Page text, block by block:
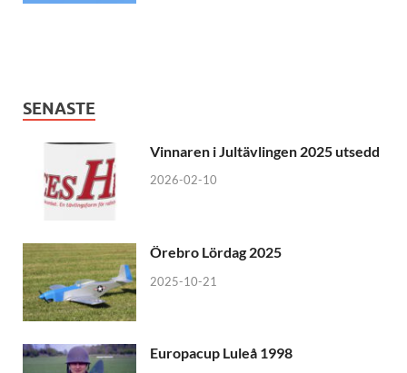
SENASTE
Vinnaren i Jultävlingen 2025 utsedd
2026-02-10
Örebro Lördag 2025
2025-10-21
Europacup Luleå 1998